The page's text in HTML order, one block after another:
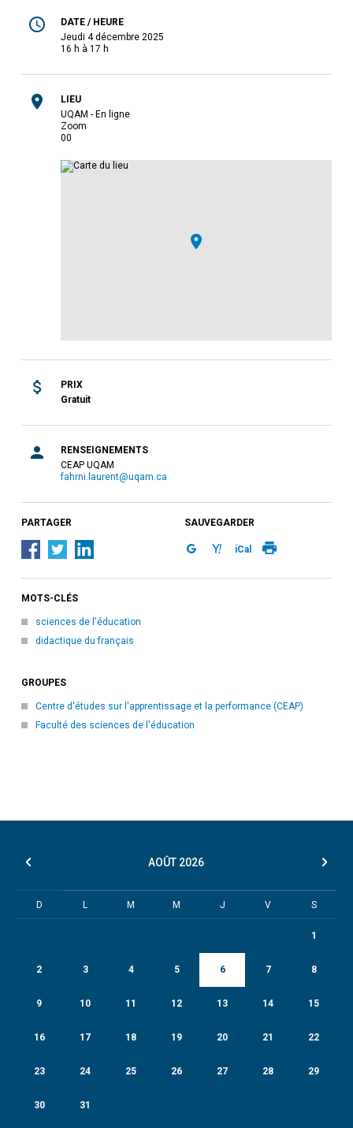
DATE / HEURE
jeudi 4 décembre 2025
16 h à 17 h
LIEU
UQAM - En ligne
Zoom
00
PRIX
Gratuit
RENSEIGNEMENTS
CEAP UQAM
fahrni.laurent@uqam.ca
PARTAGER SAUVEGARDER
iCal
MOTS-CLÉS
sciences de l'éducation
didactique du français
GROUPES
Centre d'études sur l'apprentissage et la performance (CEAP)
Faculté des sciences de l'éducation
AOÛT 2026
D L M M J V S
1
2 3 4 5 6 7 8
9 10 11 12 13 14 15
16 17 18 19 20 21 22
23 24 25 26 27 28 29
30 31